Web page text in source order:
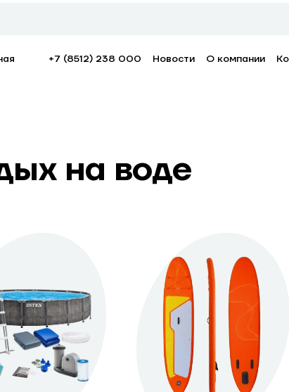
+7 (8512) 238 000 Новости О компании
на воде